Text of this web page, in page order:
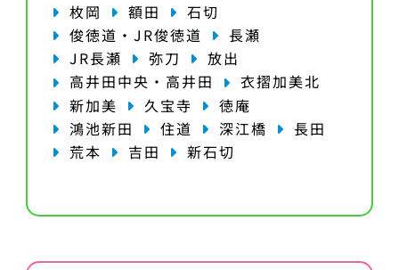
枚岡
額田
石切
俊徳道・JR俊徳道
長瀬
JR長瀬
弥刀
放出
高井田中央・高井田
衣摺加美北
新加美
久宝寺
徳庵
鴻池新田
住道 深江橋
長田
荒本
吉田 新石切